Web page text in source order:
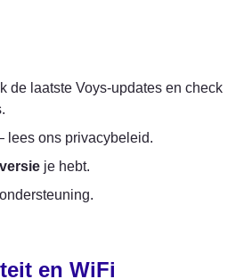
de laatste Voys-updates en check
lees ons privacybeleid.
je hebt.
en WiFi